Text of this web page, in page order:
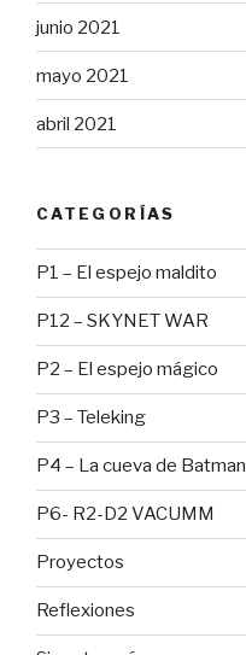
junio 2021
mayo 2021
abril 2021
CATEGORÍAS
P1 – El espejo maldito
P12 – SKYNET WAR
P2 – El espejo mágico
P3 – Teleking
P4 – La cueva de Batman
P6- R2-D2 VACUMM
Proyectos
Reflexiones